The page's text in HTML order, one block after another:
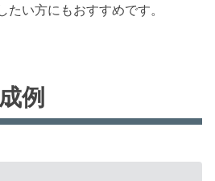
い方にもおすすめです。
例